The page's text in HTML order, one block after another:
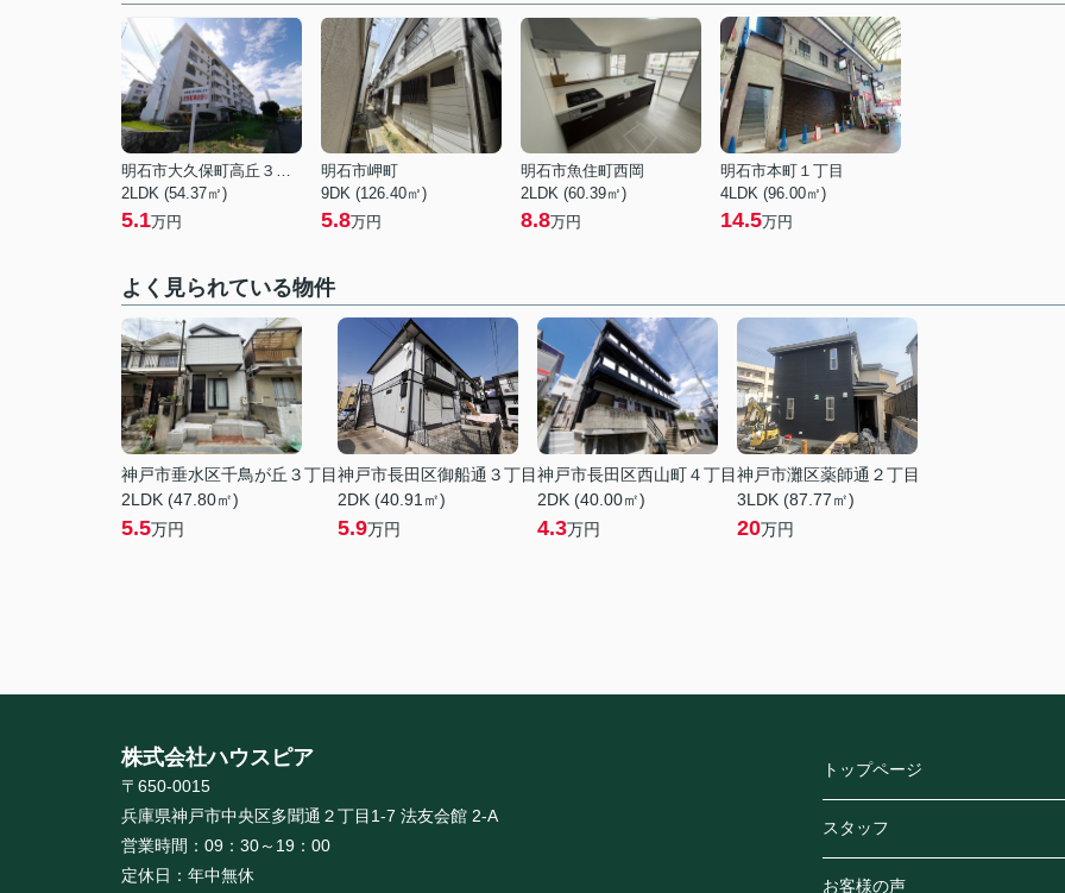
明石市大久保町高丘３丁目
2LDK (54.37㎡)
5.1万円
明石市岬町
9DK (126.40㎡)
5.8万円
明石市魚住町西岡
2LDK (60.39㎡)
8.8万円
明石市本町１丁目
4LDK (96.00㎡)
14.5万円
よく見られている物件
神戸市垂水区千鳥が丘３丁目
2LDK (47.80㎡)
5.5万円
神戸市長田区御船通３丁目
2DK (40.91㎡)
5.9万円
神戸市長田区西山町４丁目
2DK (40.00㎡)
4.3万円
神戸市灘区薬師通２丁目
3LDK (87.77㎡)
20万円
株式会社ハウスピア
〒650-0015
兵庫県神戸市中央区多聞通２丁目1-7 法友会館 2-A
営業時間： 09：30～19：00
定休日： 年中無休
トップページ
スタッフ
お客様の声